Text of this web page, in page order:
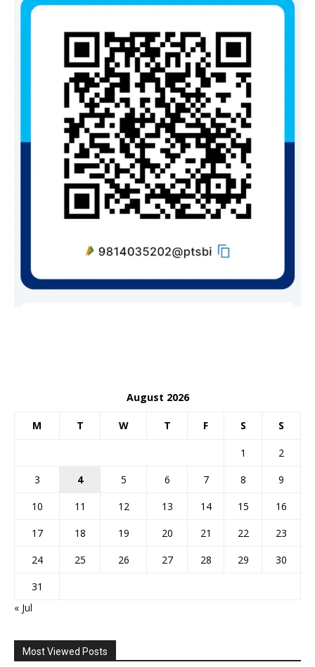
August 2026
M T W T F S S
1
2
3
4 5 6 7 8
9
10
11 12 13 14 15
16
17
18 19 20 21 22
23
24
25 26 27 28 29
30
31
« Jul
Most Viewed Posts